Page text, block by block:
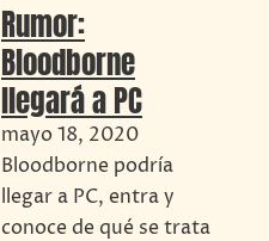
Rumor:
Bloodborne
llegará a PC
mayo 18, 2020
Bloodborne podría
llegar a PC, entra y
conoce de qué se trata